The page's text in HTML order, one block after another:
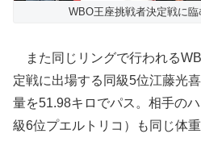
WBO王座挑戦者決定戦に
また同じリングで行われる
定戦に出場する同級5位江藤光
量を51.98キロでパス。相手の
級6位プエルトリコ）も同じ体重